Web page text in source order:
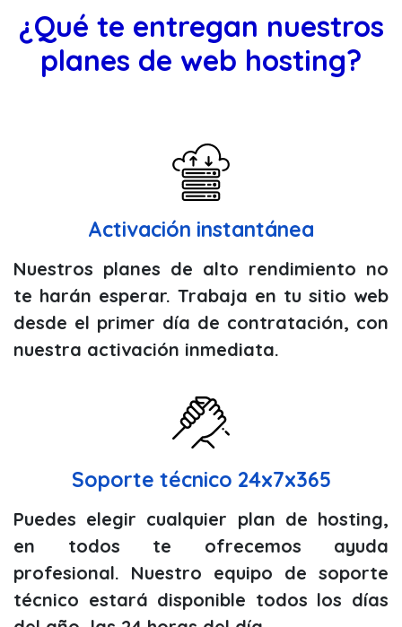
¿Qué te entregan nuestros
planes de web hosting?
Activación instantánea
Nuestros planes de alto rendimiento no
te harán esperar. Trabaja en tu sitio web
desde el primer día de contratación, con
nuestra activación inmediata.
Soporte técnico 24x7x365
Puedes elegir cualquier plan de hosting,
en todos te ofrecemos ayuda
profesional. Nuestro equipo de soporte
técnico estará disponible todos los días